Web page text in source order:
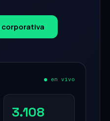
● en vivo
3.108